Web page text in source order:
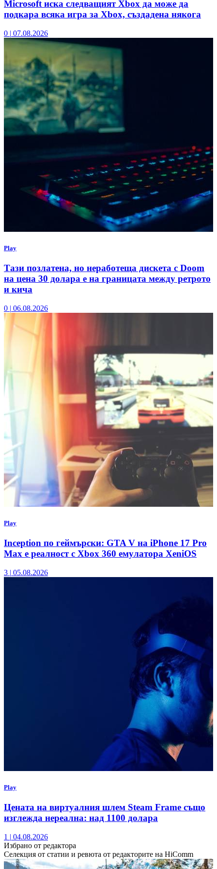
Microsoft иска следващият Xbox да може да
подкара всяка игра за Xbox, създадена някога
0 | 07.08.2026
Play
Тази позлатена, но неработеща дискета с Doom
на цена 30 долара е на границата между ретрото
и кича
0 | 06.08.2026
Play
Inception по геймърски: GTA V на iPhone 17 Pro
Max е реалност с Xbox 360 емулатора XeniOS
3 | 05.08.2026
Play
Цената на виртуалния шлем Steam Frame също
изглежда нереална: над 1100 долара
1 | 04.08.2026
Избрано от редактора
Селекция от статии и ревюта от редакторите на HiComm